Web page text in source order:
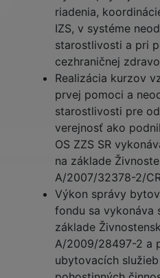
riadenia,
IZS, v systéme
starostlivosti a pri
cezhraničnej
Realizácia kurzov
prvej pomoci a
starostlivosti pre
verejnosť ako
OS ZZS SR
na základe
A/2007/32378-2/
Výkon správy
fondu sa vykonáva
základe
A/2009/28497-2 a
ubytovacích